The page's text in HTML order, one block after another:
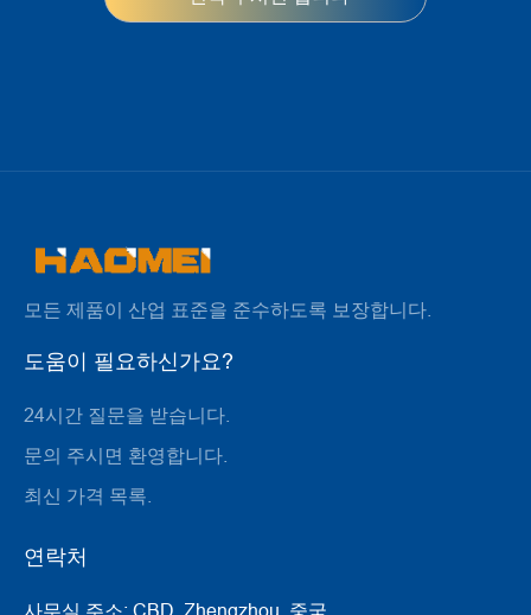
모든 제품이 산업 표준을 준수하도록 보장합니다.
도움이 필요하신가요?
24시간 질문을 받습니다.
문의 주시면 환영합니다.
최신 가격 목록.
연락처